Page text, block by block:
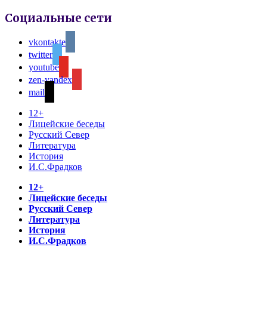
Социальные сети
vkontakte
twitter
youtube
zen-yandex
mail
12+
Лицейские беседы
Русский Север
Литература
История
И.С.Фрадков
12+
Лицейские беседы
Русский Север
Литература
История
И.С.Фрадков